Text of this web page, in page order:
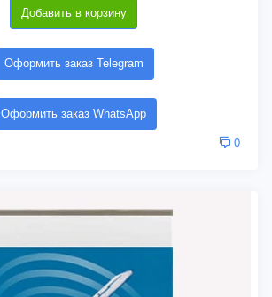
Добавить в корзину
Оформить заказ Telegram
Оформить заказ WhatsApp
0